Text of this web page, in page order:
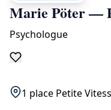
Marie Pöter —
Psychologue
1 place Petite